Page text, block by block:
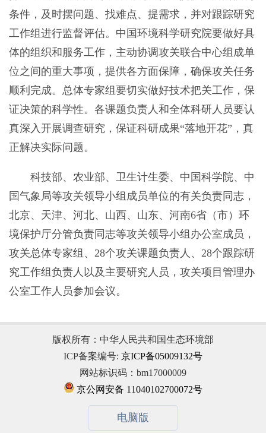
条件，及时摆问题、找难点、提需求，并对跟踪研究
工作组进行监督评估。中国环境科学研究院要做好具
体的组织和服务工作，主动协调攻关联合中心组成单
位之间的重大事项，提供各方面保障，确保攻关任务
顺利完成。总体专家组要切实做好技术把关工作，保
证决策的科学性。各课题负责人和全体科研人员要认
真深入开展调查研究，保证科研成果“落地开花”，真
正解决实际问题。
科技部、农业部、卫生计生委、中国科学院、中
国气象局等攻关领导小组成员单位的有关负责同志，
北京、天津、河北、山西、山东、河南6省（市）环
境保护厅分管负责同志等攻关领导小组办公室成员，
攻关总体专家组、28个攻关课题负责人、28个跟踪研
究工作组负责人以及主要研究人员，攻关项目管理办
公室工作人员参加会议。
版权所有：中华人民共和国生态环境部
ICP备案编号: 京ICP备05009132号
网站标识码：bm17000009
京公网安备 11040102700072号
电脑版